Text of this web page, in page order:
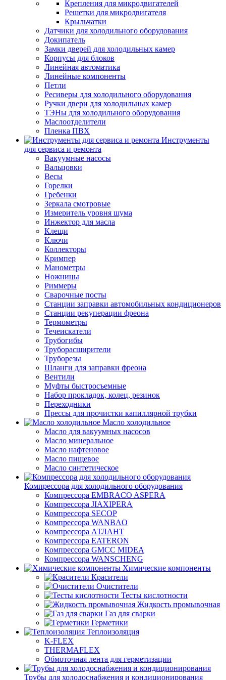
Крепления для микродвигателей
Решетки для микродвигателя
Крыльчатки
Датчики для холодильного оборудования
Докипатель
Замки дверей для холодильных камер
Корпусы для блоков
Линейная автоматика
Линейные компоненты
Петли
Ресиверы для холодильного оборудования
Ручки двери для холодильных камер
ТЭНы для холодильного оборудования
Маслоотделители
Пленка ПВХ
Инструменты
для сервиса и ремонта
Вакуумные насосы
Вальцовки
Весы
Горелки
Гребенки
Зеркала смотровые
Измеритель уровня шума
Инжектор для масла
Клещи
Ключи
Коллекторы
Кримпер
Манометры
Ножницы
Риммеры
Сварочные посты
Станции заправки автомобильных кондиционеров
Станции рекуперации фреона
Термометры
Течеискатели
Трубогибы
Труборасширители
Труборезы
Шланги для заправки фреона
Вентили
Муфты быстросъемные
Набор прокладок, колец, резинок
Переходники
Прессы для прочистки капиллярной трубки
Масло холодильное
Масло для вакуумных насосов
Масло минеральное
Масло нафтеновое
Масло пищевое
Масло синтетическое
Компрессора для холодильного оборудования
Компрессора EMBRACO ASPERA
Компрессора JIAXIPERA
Компрессора SECOP
Компрессора WANBAO
Компрессора АТЛАНТ
Компрессора EATERON
Компрессора GMCC MIDEA
Компрессора WANSCHENG
Химические компоненты
Красители
Очистители
Тесты кислотности
Жидкость промывочная
Газ для сварки
Герметики
Теплоизоляция
K-FLEX
THERMAFLEX
Обмоточная лента для герметизации
Трубы для холодоснабжения и кондиционирования